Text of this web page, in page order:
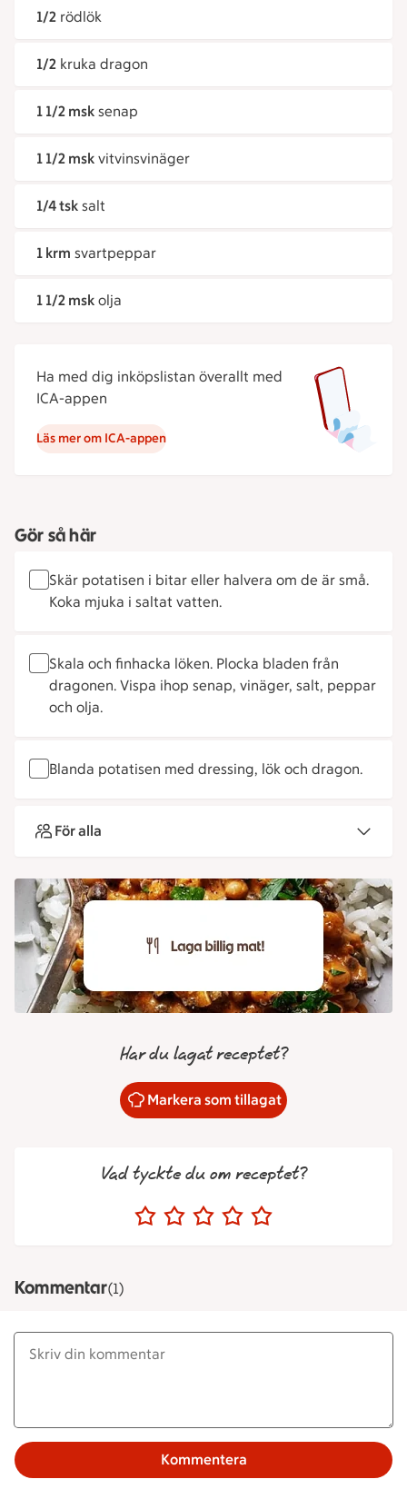
1/2 rödlök
1/2 kruka dragon
1 1/2 msk senap
1 1/2 msk vitvinsvinäger
1/4 tsk salt
1 krm svartpeppar
1 1/2 msk olja
Ha med dig inköpslistan överallt med
ICA-appen
Läs mer om ICA-appen
Gör så här
Skär potatisen i bitar eller halvera om de är små.
Koka mjuka i saltat vatten.
Skala och finhacka löken. Plocka bladen från
dragonen. Vispa ihop senap, vinäger, salt, peppar
och olja.
Blanda potatisen med dressing, lök och dragon.
För alla
Har du lagat receptet?
Markera som tillagat
Vad tyckte du om receptet?
Kommentar(1)
Kommentera